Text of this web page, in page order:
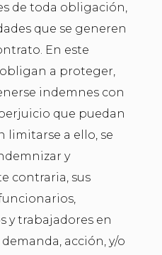
de toda obligación,
que se generen
En este
a proteger,
indemnes con
que puedan
limitarse a ello, se
y
contraria, sus
y trabajadores en
acción, y/o